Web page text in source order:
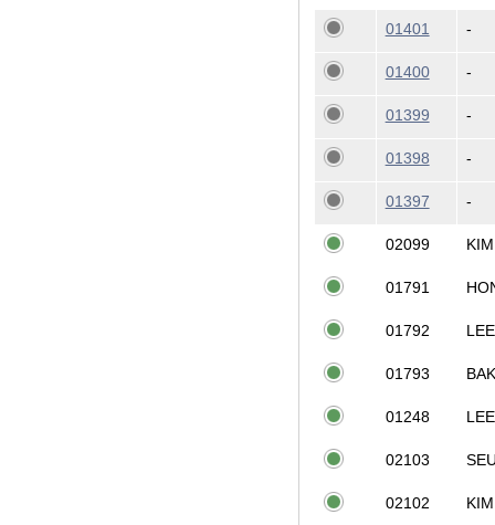
01401 -
01400 -
01399 -
01398 -
01397 -
02099
01791
01792 LEE
01793 BAK
01248 LEE
02103
02102